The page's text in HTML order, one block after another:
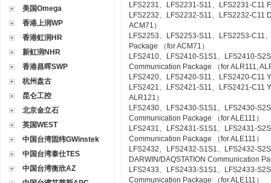
美国Omega
香港上润WP
香港虹润HR
新虹润NHR
香港昌晖SWP
杭州盘古
昆仑工控
北京金立石
英国WEST
中国台湾固纬GWinstek
中国台湾泰仕TES
中国台湾衡欣AZ
LFS2231、LFS2231-S11、LFS2231-C11
LFS2232、LFS2232-S11、LFS2232-C11
ACM71）
LFS2253、LFS2253-S11、LFS2253-C11
Package （for ACM71）
LFS2410、LFS2410-S1S1、LFS2410-
Communication Package （for ALR111,
LFS2420、LFS2420-S11、LFS2420-C11
LFS2421、LFS2421-S11、LFS2421-C11
ALR121）
LFS2430、LFS2430-S1S1、LFS2430-
Communication Package （for ALE111）
LFS2431、LFS2431-S1S1、LFS2431-
Communication Package （for ALE111）
LFS2432、LFS2432-S1S1、LFS2432-
DARWIN/DAQSTATION Communication
LFS2433、LFS2433-S1S1、LFS2433-
Communication Package （for ALE111）